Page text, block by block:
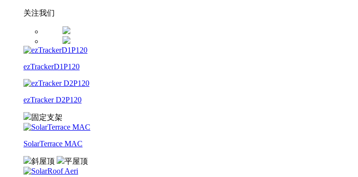
关注我们
ezTrackerD1P120
ezTracker D2P120
固定支架
SolarTerrace MAC
斜屋顶 平屋顶